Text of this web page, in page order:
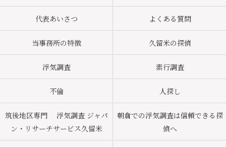
代表あいさつ よくある質問
当事務所の特徴 久留米の探偵
浮気調査 素行調査
不倫 人探し
筑後地区専門 浮気調査 ジャパ
ン・リサーチサービス久留米
朝倉での浮気調査は信頼できる探
偵へ